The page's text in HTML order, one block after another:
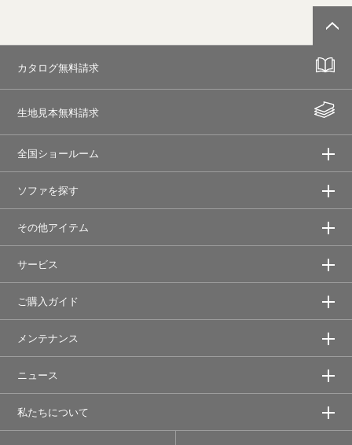
カタログ無料請求
生地見本無料請求
全国ショールーム
ソファを探す
その他アイテム
サービス
ご購入ガイド
メンテナンス
ニュース
私たちについて